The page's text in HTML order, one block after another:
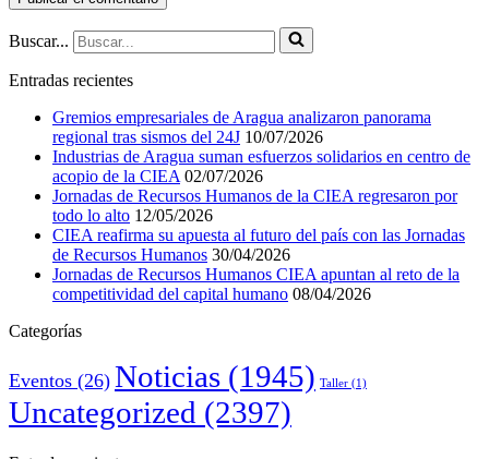
Buscar...
Entradas recientes
Gremios empresariales de Aragua analizaron panorama
regional tras sismos del 24J 10/07/2026
Industrias de Aragua suman esfuerzos solidarios en centro de
acopio de la CIEA 02/07/2026
Jornadas de Recursos Humanos de la CIEA regresaron por
todo lo alto 12/05/2026
CIEA reafirma su apuesta al futuro del país con las Jornadas
de Recursos Humanos 30/04/2026
Jornadas de Recursos Humanos CIEA apuntan al reto de la
competitividad del capital humano 08/04/2026
Categorías
Eventos (26) Noticias (1945) Taller (1)
Uncategorized (2397)